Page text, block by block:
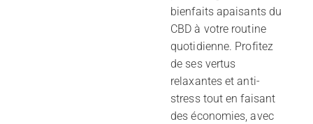
bienfaits apaisants du
CBD à votre routine
quotidienne. Profitez
de ses vertus
relaxantes et anti-
stress tout en faisant
des économies, avec